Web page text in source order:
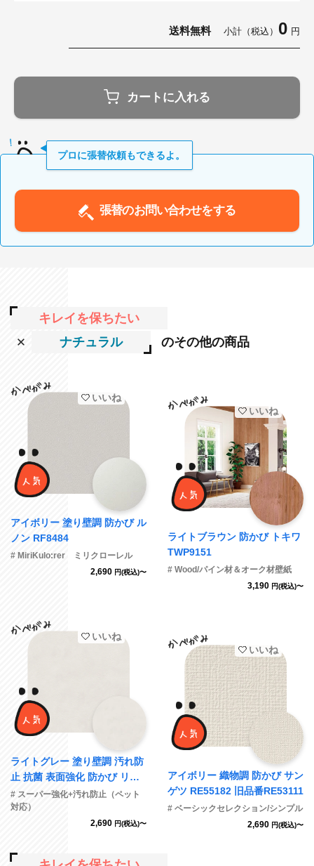
送料無料 小計（税込） 0 円
カートに入れる
プロに張替依頼もできるよ。
張替のお問い合わせをする
キレイを保ちたい
ナチュラル
のその他の商品
いいね
アイボリー 塗り壁調 防かび ル
ノン RF8484
# MiriKulo:rer ミリクローレル
2,690 円(税込)〜
いいね
ライトブラウン 防かび トキワ
TWP9151
# Wood/パイン材＆オーク材壁紙
3,190 円(税込)〜
いいね
ライトグレー 塗り壁調 汚れ防
止 抗菌 表面強化 防かび リリ
カラ LL-6622 旧品番LL-7907
# スーパー強化+汚れ防止（ペット
対応）
2,690 円(税込)〜
いいね
アイボリー 織物調 防かび サン
ゲツ RE55182 旧品番RE53111
# ベーシックセレクション/シンプル
2,690 円(税込)〜